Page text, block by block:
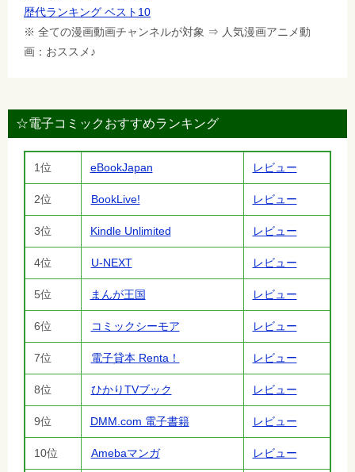
歴代ランキング ベスト10
※ 全ての漫画動画チャンネルが対象 ⇒ 人気漫画アニメ動
画：おススメ♪
☆電子コミックおすすめランキング
1位 eBookJapan レビュー
2位 BookLive! レビュー
3位 Kindle Unlimited レビュー
4位 U-NEXT レビュー
5位 まんが王国 レビュー
6位 コミックシーモア レビュー
7位 電子貸本 Renta！ レビュー
8位 ひかりTVブック レビュー
9位 DMM.com 電子書籍 レビュー
10位 Amebaマンガ レビュー